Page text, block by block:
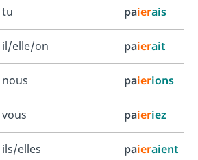
tu paierais
il/elle/on paierait
nous paierions
vous paieriez
ils/elles paieraient